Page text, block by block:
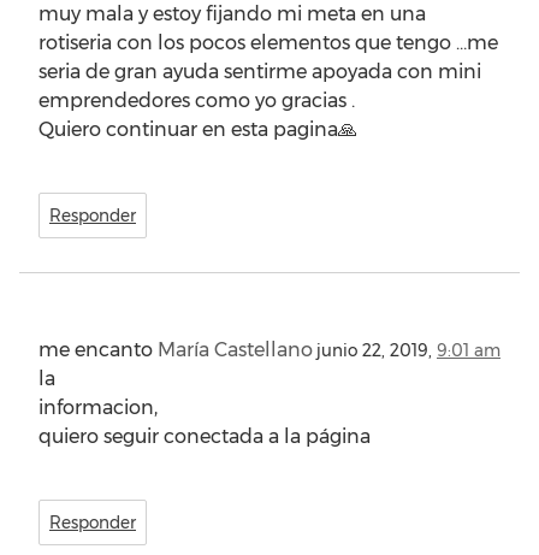
muy mala y estoy fijando mi meta en una
rotiseria con los pocos elementos que tengo …me
seria de gran ayuda sentirme apoyada con mini
emprendedores como yo gracias .
Quiero continuar en esta pagina🙏
Responder
María Castellano junio 22, 2019, 9:01 am
me encanto
la
informacion,
quiero seguir conectada a la página
Responder